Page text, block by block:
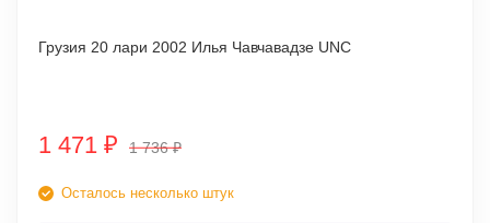
Грузия 20 лари 2002 Илья Чавчавадзе UNC
1 471 ₽ 1 736₽
Осталось несколько штук